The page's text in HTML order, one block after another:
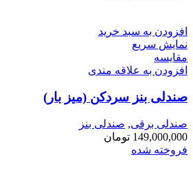
افزودن به سبد خرید
نمایش سریع
مقايسه
افزودن به علاقه مندی
صندلی بنز سردکن (میز بار)
صندلی برقی, صندلی بنز
149,000,000 تومان
فروخته شده